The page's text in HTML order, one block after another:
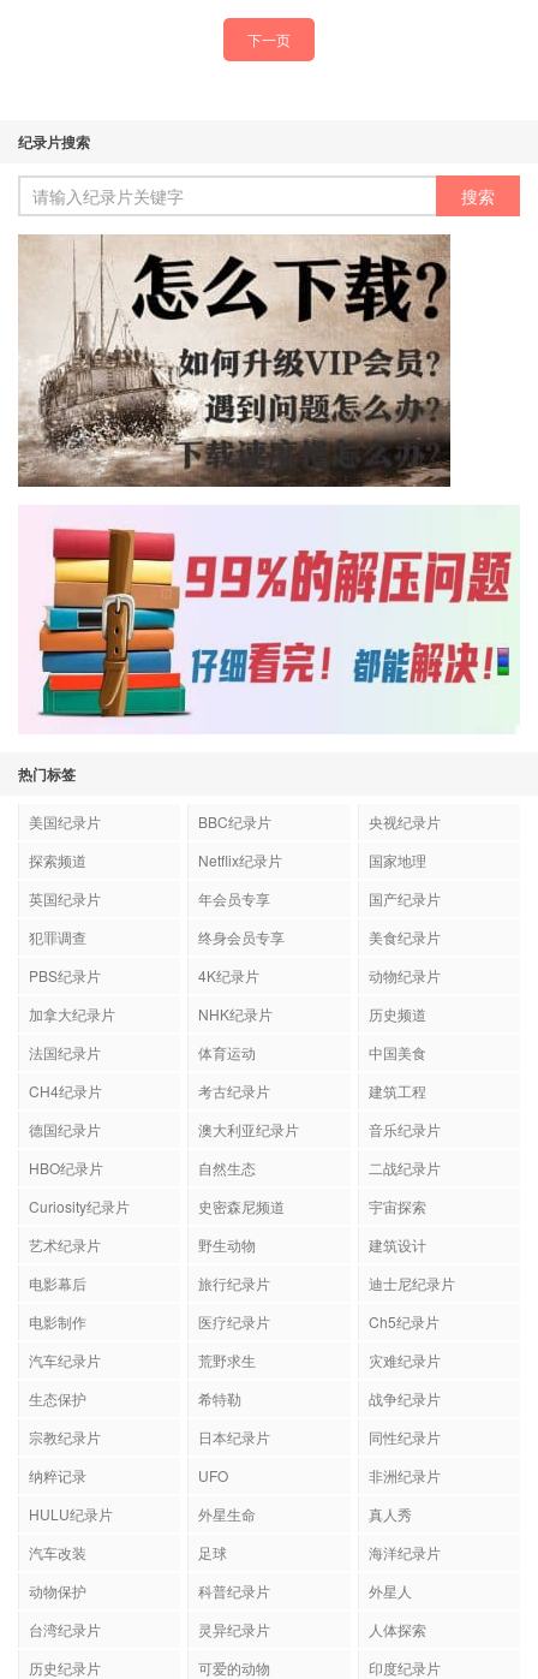
下一页
纪录片搜索
热门标签
美国纪录片 BBC纪录片
央视纪录片
探索频道
Netflix纪录片
国家地理
英国纪录片
年会员专享
国产纪录片
犯罪调查
终身会员专享
美食纪录片
PBS纪录片
4K纪录片
动物纪录片
加拿大纪录片
NHK纪录片
历史频道
法国纪录片
体育运动
中国美食
CH4纪录片
考古纪录片
建筑工程
德国纪录片
澳大利亚纪录片
音乐纪录片
HBO纪录片
自然生态
二战纪录片
Curiosity纪录片
史密森尼频道
宇宙探索
艺术纪录片
野生动物
建筑设计
电影幕后
旅行纪录片
迪士尼纪录片
电影制作
医疗纪录片
Ch5纪录片
汽车纪录片
荒野求生
灾难纪录片
生态保护
希特勒
战争纪录片
宗教纪录片
日本纪录片
同性纪录片
纳粹记录
UFO
非洲纪录片
HULU纪录片
外星生命
真人秀
汽车改装
足球
海洋纪录片
动物保护
科普纪录片
外星人
台湾纪录片
灵异纪录片
人体探索
历史纪录片
可爱的动物
印度纪录片